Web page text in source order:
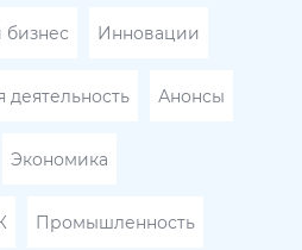
Инновации
Анонсы
Экономика
Промышленность